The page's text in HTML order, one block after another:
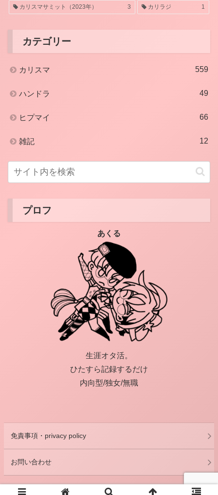
カリスマサミット（2023年） 3 カリラジ 1
カテゴリー
カリスマ 559
ハンドラ 49
ヒプマイ 66
雑記 12
プロフ
あくる
生涯オタ活。
ひたすら記録するだけ
内向型/独女/無職
免責事項・privacy policy
お問い合わせ